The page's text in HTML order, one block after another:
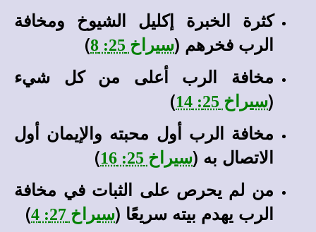
كثرة الخبرة إكليل الشيوخ ومخافة
الرب فخرهم (سيراخ 25: 8
)
مخافة الرب أعلى من كل شيء
(سيراخ 25: 14
)
مخافة الرب أول محبته والإيمان أول
الاتصال به (سيراخ 25: 16
)
من لم يحرص على الثبات في مخافة
الرب يهدم بيته سريعًا (سيراخ 27: 4
)